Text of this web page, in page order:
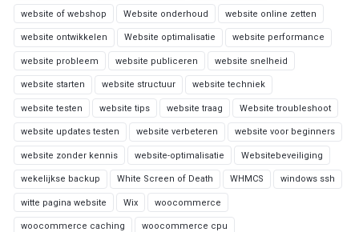
website of webshop Website onderhoud website online zetten
website ontwikkelen Website optimalisatie website performance
website probleem website publiceren website snelheid
website starten website structuur website techniek
website testen website tips website traag Website troubleshoot
website updates testen website verbeteren website voor beginners
website zonder kennis website-optimalisatie Websitebeveiliging
wekelijkse backup White Screen of Death WHMCS windows ssh
witte pagina website Wix woocommerce
woocommerce caching woocommerce cpu